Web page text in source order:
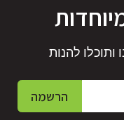
ותוכלו להנות
הרשמה